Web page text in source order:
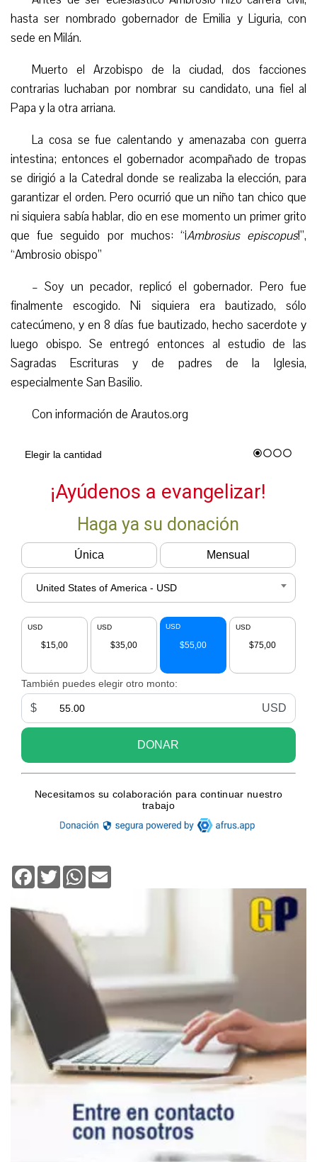
hasta ser nombrado gobernador de Emilia y Liguria, con
sede en Milán.
Muerto el Arzobispo de la ciudad, dos facciones
contrarias luchaban por nombrar su candidato, una fiel al
Papa y la otra arriana.
La cosa se fue calentando y amenazaba con guerra
intestina; entonces el gobernador acompañado de tropas
se dirigió a la Catedral donde se realizaba la elección, para
garantizar el orden. Pero ocurrió queun niño tan chico que
ni siquiera sabía hablar, dio en ese momentoun primer grito
que fue seguido por muchos: “¡Ambrosius episcopus!”,
“Ambrosio obispo”
–Soy un pecador, replicó el gobernador. Pero fue
finalmente escogido. Ni siquiera era bautizado, sólo
catecúmeno, y en 8 días fue bautizado, hecho sacerdote y
luego obispo. Se entregó entonces al estudio de las
Sagradas Escrituras y de padres de la Iglesia,
especialmente San Basilio.
Con información de Arautos.org
Facebook
TwitterWhatsApp